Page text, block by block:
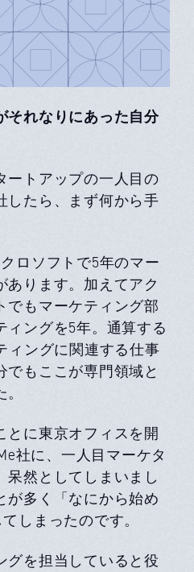
それなりにあった⾃分
ートアップの⼀⼈⽬の
したら、まず何から⼿
ロソフトで5年のマー
あります。加えてアク
でもマーケティング部
ィングを5年。通算する
ィングに関連する仕事
でもここが専⾨領域と
とに東京オフィスを開
社に、⼀⼈⽬マーケタ
呆然としてしまいまし
が多く「なにから始め
しまったのです。
グを担当していると役